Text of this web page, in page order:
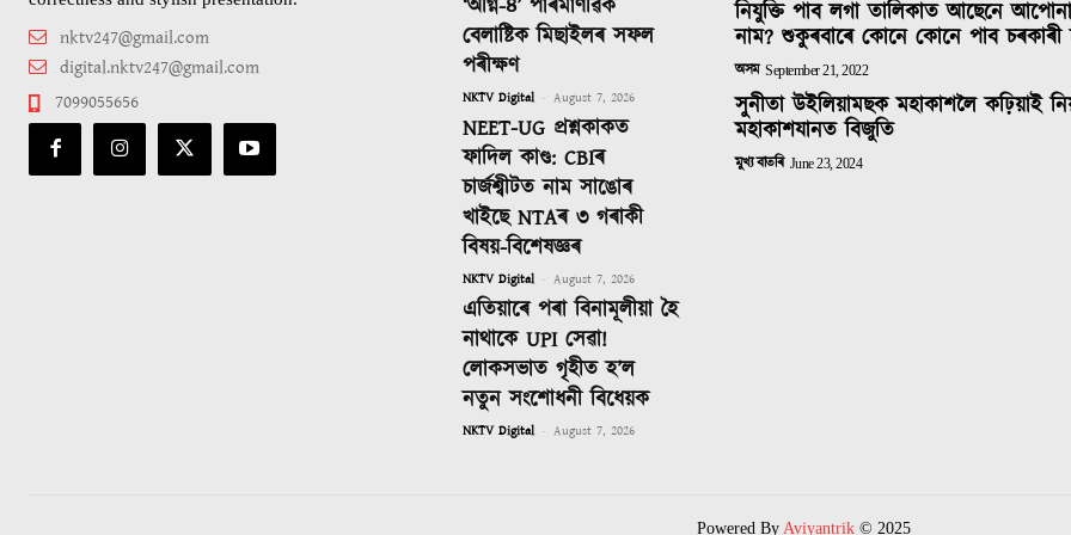
nktv247@gmail.com
digital.nktv247@gmail.com
7099055656
‘অগ্নি-৪’ পাৰমাণৱিক
বেলাষ্টিক মিছাইলৰ সফল
পৰীক্ষণ
NKTV Digital - August 7, 2026
NEET-UG প্ৰশ্নকাকত
ফাদিল কাণ্ড: CBIৰ
চাৰ্জশ্বীটত নাম সাঙোৰ
খাইছে NTAৰ ৩ গৰাকী
বিষয়-বিশেষজ্ঞৰ
NKTV Digital - August 7, 2026
এতিয়াৰে পৰা বিনামূলীয়া হৈ
নাথাকে UPI সেৱা!
লোকসভাত গৃহীত হ’ল
নতুন সংশোধনী বিধেয়ক
NKTV Digital - August 7, 2026
নিযুক্তি পাব লগা তালিকাত আছেনে
নাম? শুকুৰবাৰে কোনে কোনে পাব চৰকাৰী
অসম September 21, 2022
সুনীতা উইলিয়ামছক মহাকাশলৈ কঢ়িয়াই
মহাকাশযানত বিজুতি
মুখ্য বাতৰি June 23, 2024
Powered By Aviyantrik © 2025